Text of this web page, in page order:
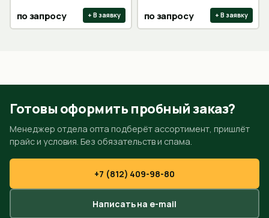
по запросу + В заявку по запросу + В заявку
Готовы оформить пробный заказ?
Менеджер отдела опта подберёт ассортимент, пришлёт
прайс и условия. Без обязательств и спама.
+7 (812) 409-98-80
Написать на e-mail